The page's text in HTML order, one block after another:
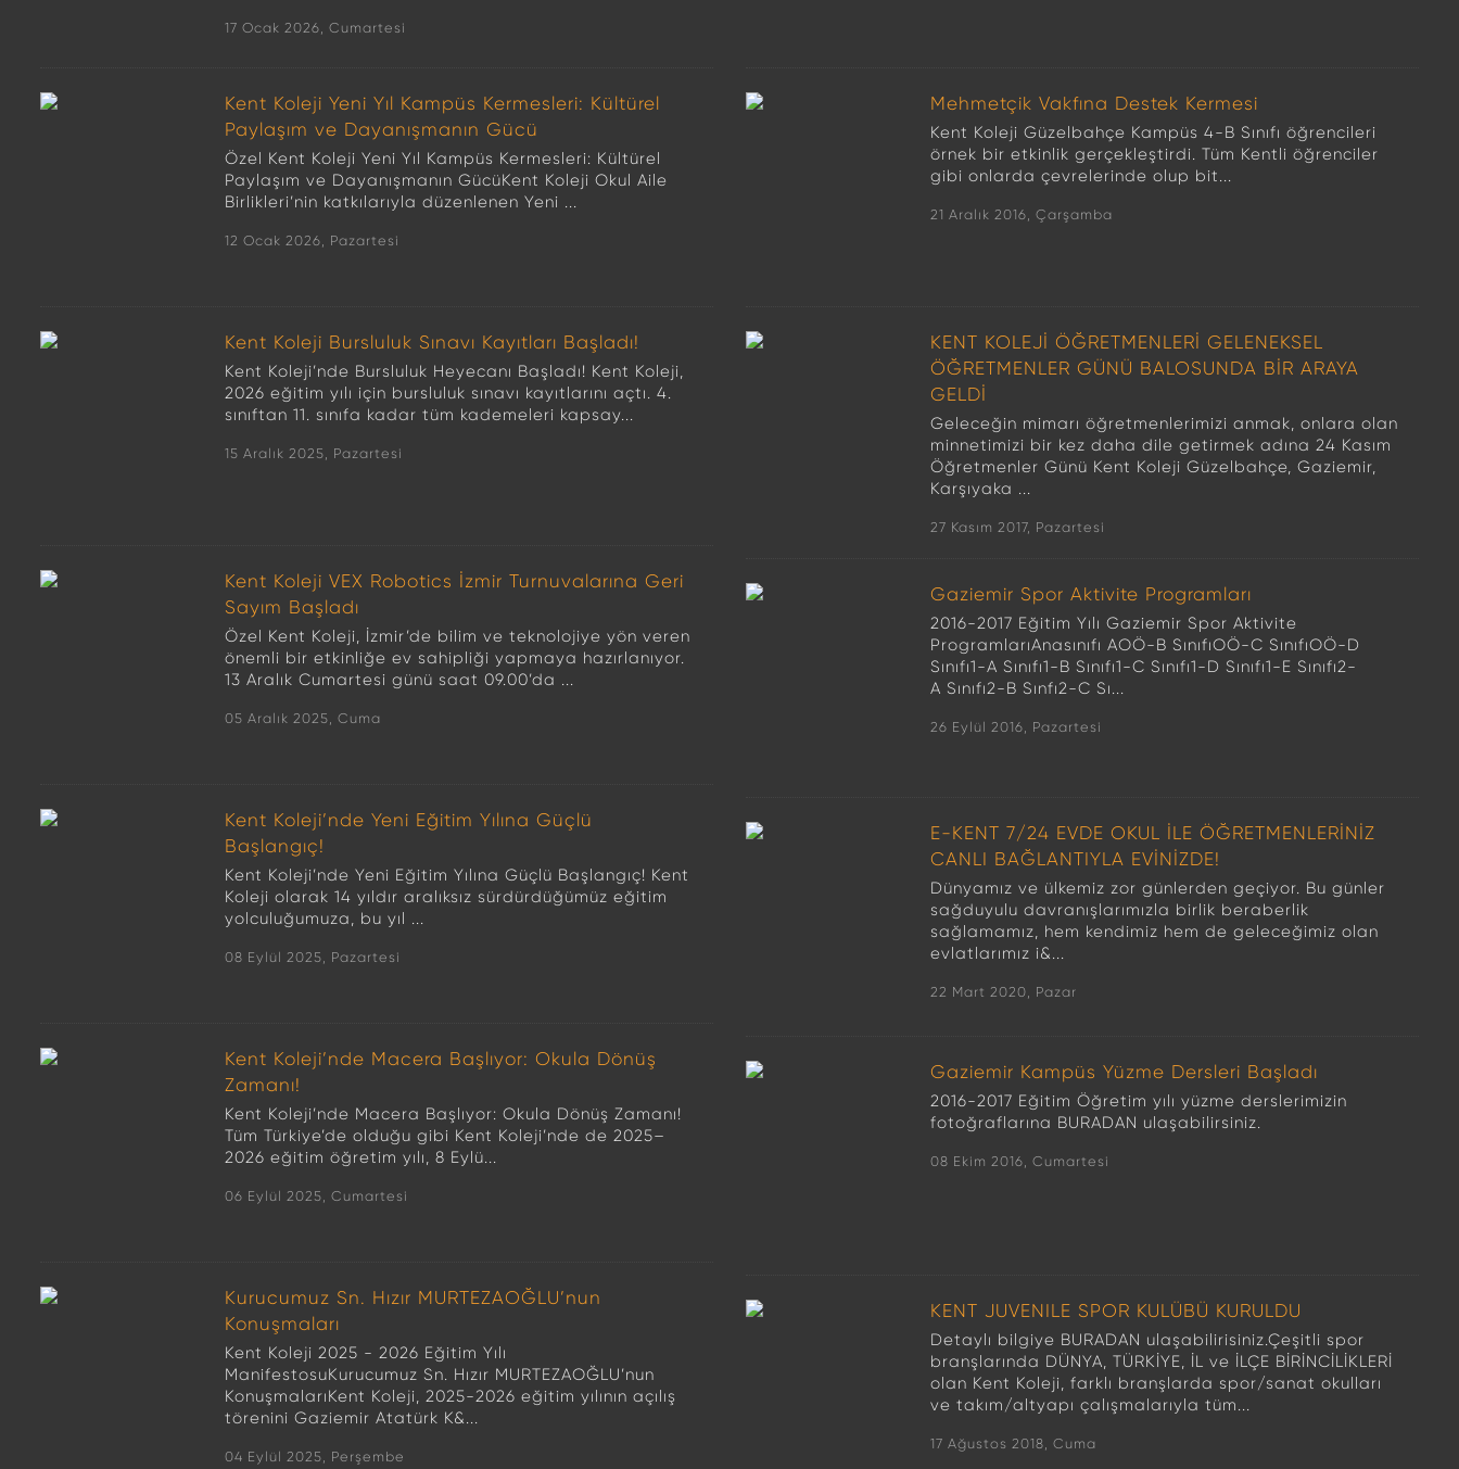
17 Ocak 2026, Cumartesi
Kent Koleji Yeni Yıl Kampüs Kermesleri: Kültürel
Paylaşım ve Dayanışmanın Gücü
Özel Kent Koleji Yeni Yıl Kampüs Kermesleri: Kültürel
Paylaşım ve Dayanışmanın GücüKent Koleji Okul Aile
Birlikleri’nin katkılarıyla düzenlenen Yeni ...
12 Ocak 2026, Pazartesi
Kent Koleji Bursluluk Sınavı Kayıtları Başladı!
Kent Koleji’nde Bursluluk Heyecanı Başladı! Kent Koleji,
2026 eğitim yılı için bursluluk sınavı kayıtlarını açtı. 4.
sınıftan 11. sınıfa kadar tüm kademeleri kapsay...
15 Aralık 2025, Pazartesi
Kent Koleji VEX Robotics İzmir Turnuvalarına Geri
Sayım Başladı
Özel Kent Koleji, İzmir’de bilim ve teknolojiye yön veren
önemli bir etkinliğe ev sahipliği yapmaya hazırlanıyor.
13 Aralık Cumartesi günü saat 09.00’da ...
05 Aralık 2025, Cuma
Kent Koleji’nde Yeni Eğitim Yılına Güçlü
Başlangıç!
Kent Koleji’nde Yeni Eğitim Yılına Güçlü Başlangıç! Kent
Koleji olarak 14 yıldır aralıksız sürdürdüğümüz eğitim
yolculuğumuza, bu yıl ...
08 Eylül 2025, Pazartesi
Kent Koleji’nde Macera Başlıyor: Okula Dönüş
Zamanı!
Kent Koleji’nde Macera Başlıyor: Okula Dönüş Zamanı!
Tüm Türkiye’de olduğu gibi Kent Koleji’nde de 2025–
2026 eğitim öğretim yılı, 8 Eylü...
06 Eylül 2025, Cumartesi
Kurucumuz Sn. Hızır MURTEZAOĞLU’nun
Konuşmaları
Kent Koleji 2025 - 2026 Eğitim Yılı
ManifestosuKurucumuz Sn. Hızır MURTEZAOĞLU’nun
KonuşmalarıKent Koleji, 2025-2026 eğitim yılının açılış
törenini Gaziemir Atatürk K&...
04 Eylül 2025, Perşembe
Mehmetçik Vakfına Destek Kermesi
Kent Koleji Güzelbahçe Kampüs 4-B Sınıfı öğrencileri
örnek bir etkinlik gerçekleştirdi. Tüm Kentli öğrenciler
gibi onlarda çevrelerinde olup bit...
21 Aralık 2016, Çarşamba
KENT KOLEJİ ÖĞRETMENLERİ GELENEKSEL
ÖĞRETMENLER GÜNÜ BALOSUNDA BİR ARAYA
GELDİ
Geleceğin mimarı öğretmenlerimizi anmak, onlara olan
minnetimizi bir kez daha dile getirmek adına 24 Kasım
Öğretmenler Günü Kent Koleji Güzelbahçe, Gaziemir,
Karşıyaka ...
27 Kasım 2017, Pazartesi
Gaziemir Spor Aktivite Programları
2016-2017 Eğitim Yılı Gaziemir Spor Aktivite
ProgramlarıAnasınıfı AOÖ-B SınıfıOÖ-C SınıfıOÖ-D
Sınıfı1-A Sınıfı1-B Sınıfı1-C Sınıfı1-D Sınıfı1-E Sınıfı2-
A Sınıfı2-B Sınfı2-C Sı...
26 Eylül 2016, Pazartesi
E-KENT 7/24 EVDE OKUL İLE ÖĞRETMENLERİNİZ
CANLI BAĞLANTIYLA EVİNİZDE!
Dünyamız ve ülkemiz zor günlerden geçiyor. Bu günler
sağduyulu davranışlarımızla birlik beraberlik
sağlamamız, hem kendimiz hem de geleceğimiz olan
evlatlarımız i&...
22 Mart 2020, Pazar
Gaziemir Kampüs Yüzme Dersleri Başladı
2016-2017 Eğitim Öğretim yılı yüzme derslerimizin
fotoğraflarına BURADAN ulaşabilirsiniz.
08 Ekim 2016, Cumartesi
KENT JUVENILE SPOR KULÜBÜ KURULDU
Detaylı bilgiye BURADAN ulaşabilirisiniz.Çeşitli spor
branşlarında DÜNYA, TÜRKİYE, İL ve İLÇE BİRİNCİLİKLERİ
olan Kent Koleji, farklı branşlarda spor/sanat okulları
ve takım/altyapı çalışmalarıyla tüm...
17 Ağustos 2018, Cuma